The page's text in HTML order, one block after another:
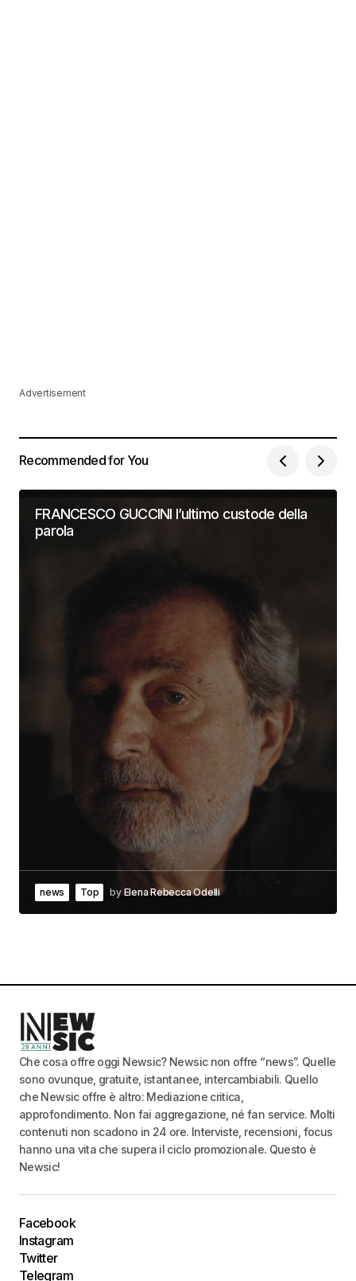
Advertisement
Recommended for You
FRANCESCO GUCCINI l’ultimo custode della
parola
news Top by Elena Rebecca Odelli
Che cosa offre oggi Newsic? Newsic non offre “news”. Quelle
sono ovunque, gratuite, istantanee, intercambiabili. Quello
che Newsic offre è altro: Mediazione critica,
approfondimento. Non fai aggregazione, né fan service. Molti
contenuti non scadono in 24 ore. Interviste, recensioni, focus
hanno una vita che supera il ciclo promozionale. Questo è
Newsic!
Facebook
Instagram
Twitter
Telegram